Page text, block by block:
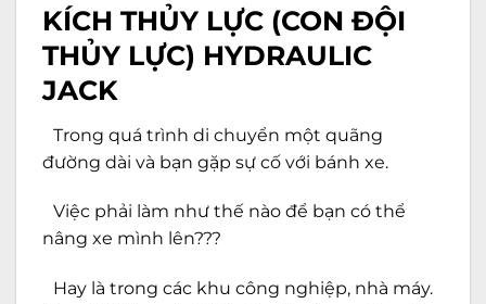
KÍCH THỦY LỰC (CON ĐỘI
THỦY LỰC) HYDRAULIC
JACK
Trong quá trình di chuyển một quãng
đường dài và bạn gặp sự cố với bánh xe.
Việc phải làm như thế nào để bạn có thể
nâng xe mình lên???
Hay là trong các khu công nghiệp, nhà máy.